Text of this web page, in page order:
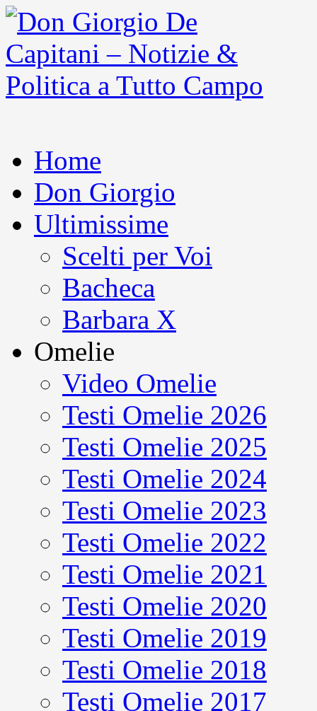
Home
Don Giorgio
Ultimissime
Scelti per Voi
Bacheca
Barbara X
Omelie
Video Omelie
Testi Omelie 2026
Testi Omelie 2025
Testi Omelie 2024
Testi Omelie 2023
Testi Omelie 2022
Testi Omelie 2021
Testi Omelie 2020
Testi Omelie 2019
Testi Omelie 2018
Testi Omelie 2017